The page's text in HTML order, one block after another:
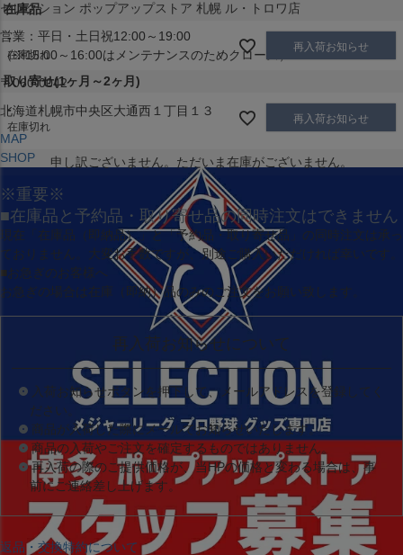
セレクション ポップアップストア 札幌 ル・トロワ店
営業：平日・土日祝12:00～19:00
（※15:00～16:00はメンテナンスのためクローズ）
〒060-0042
北海道札幌市中央区大通西１丁目１３
MAP
SHOP
在庫品
-
在庫切れ
再入荷お知らせ
取り寄せ(1ヶ月～2ヶ月)
-
在庫切れ
再入荷お知らせ
申し訳ございません。ただいま在庫がございません。
※重要※
■在庫品と予約品・取り寄せ品の同時注文はできません
現在 「在庫品（即納品）」と「予約品・取り寄せ品」 の同時注文は承っ
ておりません。大変お手数ですが、別途ご購入いただければ幸いです。
■お急ぎのお客様へ
お急ぎの場合は 在庫（即納）品のみのご注文をお願い致します。
再入荷お知らせについて
入荷お知らせボタンを押下して、メールアドレスを登録してく
ださい。
商品が入荷した際にメールでお知らせいたします。
商品の入荷やご注文を確定するものではありません。
再入荷の際のご提供価格が、当HPの価格と変わる場合は、事
前にご連絡差し上げます。
返品・交換特約について